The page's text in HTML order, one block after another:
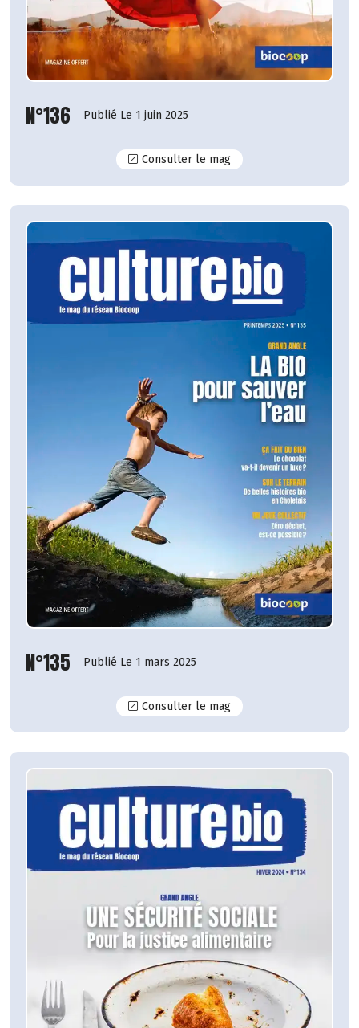
N°136 Publié Le 1 juin 2025
Consulter le magN°136
N°135 Publié Le 1 mars 2025
Consulter le magN°135